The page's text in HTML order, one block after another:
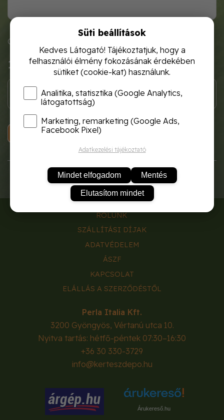
Cikkszám: vics3007
1 900 Ft
KOSÁRBA
RÓLUNK
SZÁLLÍTÁSI DÍJAK
ADATVÉDELEM
ÁSZF
KAPCSOLAT
ELÁLLÁS A SZERZŐDÉSTŐL
Perla Italia Kft.
3200 Gyöngyös, Vértanú utca 10.
Nyitva tartás: hétfő-péntek 07:30–16:30
+36 30 330-3729
info@kerteszdepo.hu
Árukereső.hu
Süti beállítások
Kedves Látogató! Tájékoztatjuk, hogy a
felhasználói élmény fokozásának érdekében
sütiket (cookie-kat) használunk.
Analitika, statisztika (Google Analytics,
látogatottság)
Marketing, remarketing (Google Ads,
Facebook Pixel)
Adatkezelési tájékoztató
Mindet elfogadom Mentés
Elutasítom mindet